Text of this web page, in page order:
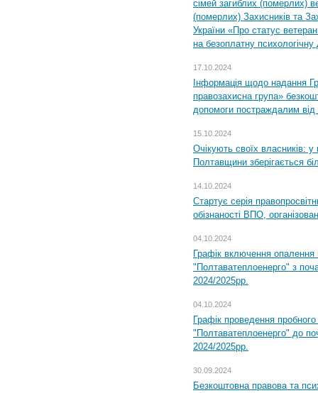
сімей загиблих (померлих)
(померлих) Захисників та
України «Про статус
на безоплатну психологічну
17.10.2024
Інформація щодо надання
правозахисна група»
допомоги постраждалим від
15.10.2024
Очікують своїх власників: у
Полтавщини зберігається
14.10.2024
Стартує серія
обізнаності ВПО,
04.10.2024
Графік включення
"Полтаватеплоенерго" з
2024/2025рр.
04.10.2024
Графік проведення
"Полтаватеплоенерго" до
2024/2025рр.
30.09.2024
Безкоштовна правова та